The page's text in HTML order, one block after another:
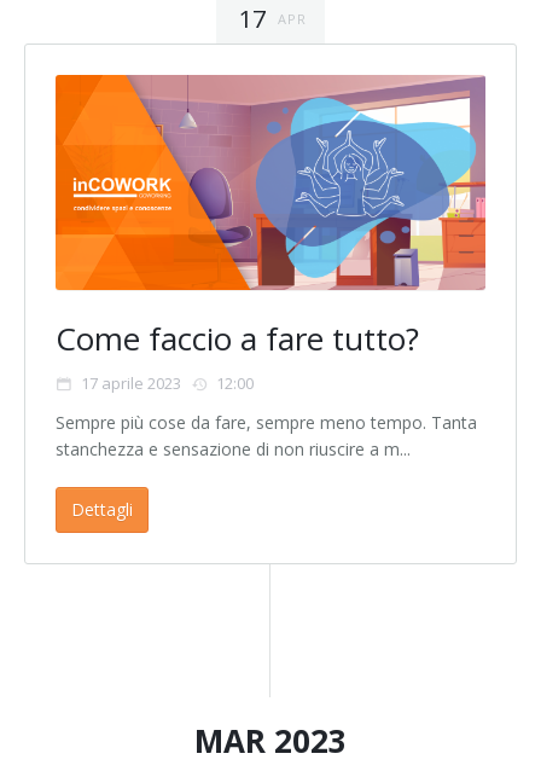
17 APR
Come faccio a fare tutto?
17 aprile 2023 12:00
Sempre più cose da fare, sempre meno tempo. Tanta
stanchezza e sensazione di non riuscire a m...
Dettagli
MAR 2023